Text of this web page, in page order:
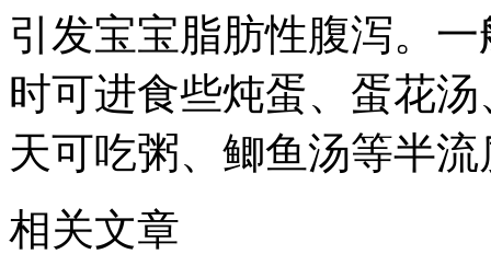
引发宝宝脂肪性腹泻。
时可进食些炖蛋、蛋花
天可吃粥、鲫鱼汤等半
相关文章